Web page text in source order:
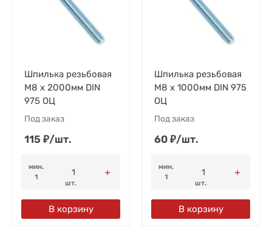
Шпилька резьбовая
М8 x 2000мм DIN
975 ОЦ
Под заказ
115 ₽/шт.
мин.
1
шт.
В корзину
Шпилька резьбовая
М8 x 1000мм DIN 975
ОЦ
Под заказ
60 ₽/шт.
мин.
1
шт.
В корзину